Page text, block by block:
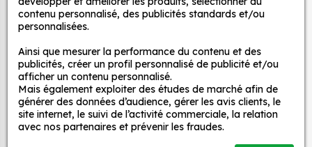
nos Sticker Good Year sont disponibles dans
une large gamme de motifs et de couleurs, ce
pour votre décoration.
Une installation facile : nos stickers sont faciles
à installer, même pour les débutants. Il suffit de
les décoller de leur support et de les coller sur
la surface souhaitée. Vous pouvez vous aider
MPA Déco
Nos services
Nos sites
Mon Compte
contenu personnalisé, des publicités standards et/ou
personnalisées.
Ainsi que mesurer la performance du contenu et des
publicités, créer un profil personnalisé de publicité et/ou
afficher un contenu personnalisé.
Mais également exploiter des études de marché afin de
générer des données d’audience, gérer les avis clients, le
site internet, le suivi de l’activité commerciale, la relation
avec nos partenaires et prévenir les fraudes.